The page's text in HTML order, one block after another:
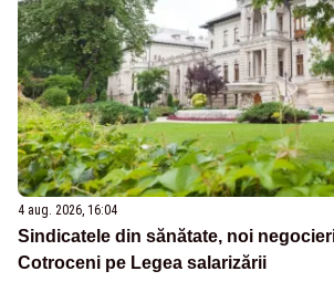
4 aug. 2026, 16:04
Sindicatele din sănătate, noi
Cotroceni pe Legea salarizării